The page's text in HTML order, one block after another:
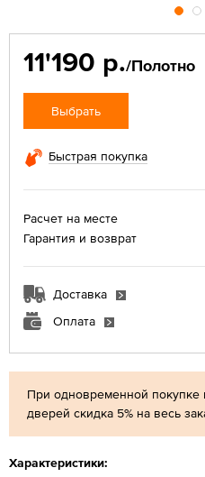
При одновременной
дверей скидка 5% на весь
Характеристики:
11'190 р./Полотно
Выбрать
Быстрая покупка
Расчет на месте
Гарантия и возврат
Доставка
Оплата